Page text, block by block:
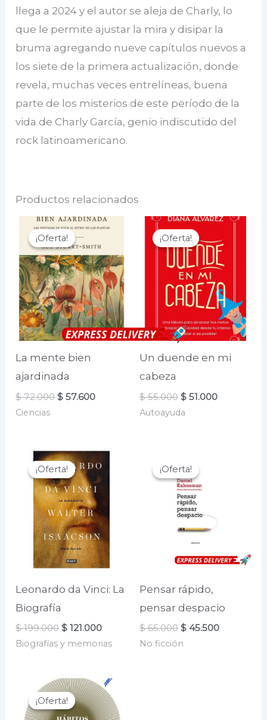
llega a 2024 y el autor se aleja de Charly, lo
que le permite ajustar la mira y disipar la
bruma agregando nueve capítulos nuevos a
los siete de la primera actualización, donde
revela, muchas veces entrelíneas, buena
parte de los misterios de este período de la
vida de Charly García, genio indiscutido del
rock latinoamericano.
Productos relacionados
¡Oferta!
¡Oferta!
La mente bien
ajardinada
$72.000 El
$ 57.600El
Ciencias
¡Oferta!
¡Oferta!
Un duende en mi
cabeza
$55.000 El
original
$ 51.000El
Autoayuda
¡Oferta!
¡Oferta!
Leonardo da Vinci: La
Biografía
$199.000 El
original
$ 121.000El
precio
actual
Biografías y memorias
¡Oferta!
¡Oferta!
Pensar rápido,
pensar despacio
$65.000 El
original
$ 45.500El
No ficción
¡Oferta!
¡Oferta!